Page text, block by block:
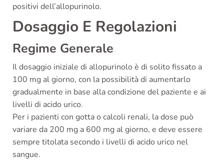
positivi dell’allopurinolo.
Dosaggio E Regolazioni
Regime Generale
Il dosaggio iniziale di allopurinolo è di solito fissato a
100 mg al giorno, con la possibilità di aumentarlo
gradualmente in base alla condizione del paziente e ai
livelli di acido urico.
Per i pazienti con gotta o calcoli renali, la dose può
variare da 200 mg a 600 mg al giorno, e deve essere
sempre titolata secondo i livelli di acido urico nel
sangue.